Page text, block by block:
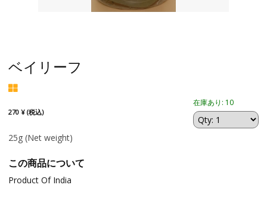
ベイリーフ
270 ¥ (税込)
在庫あり: 10
25g (Net weight)
この商品について
Product Of India